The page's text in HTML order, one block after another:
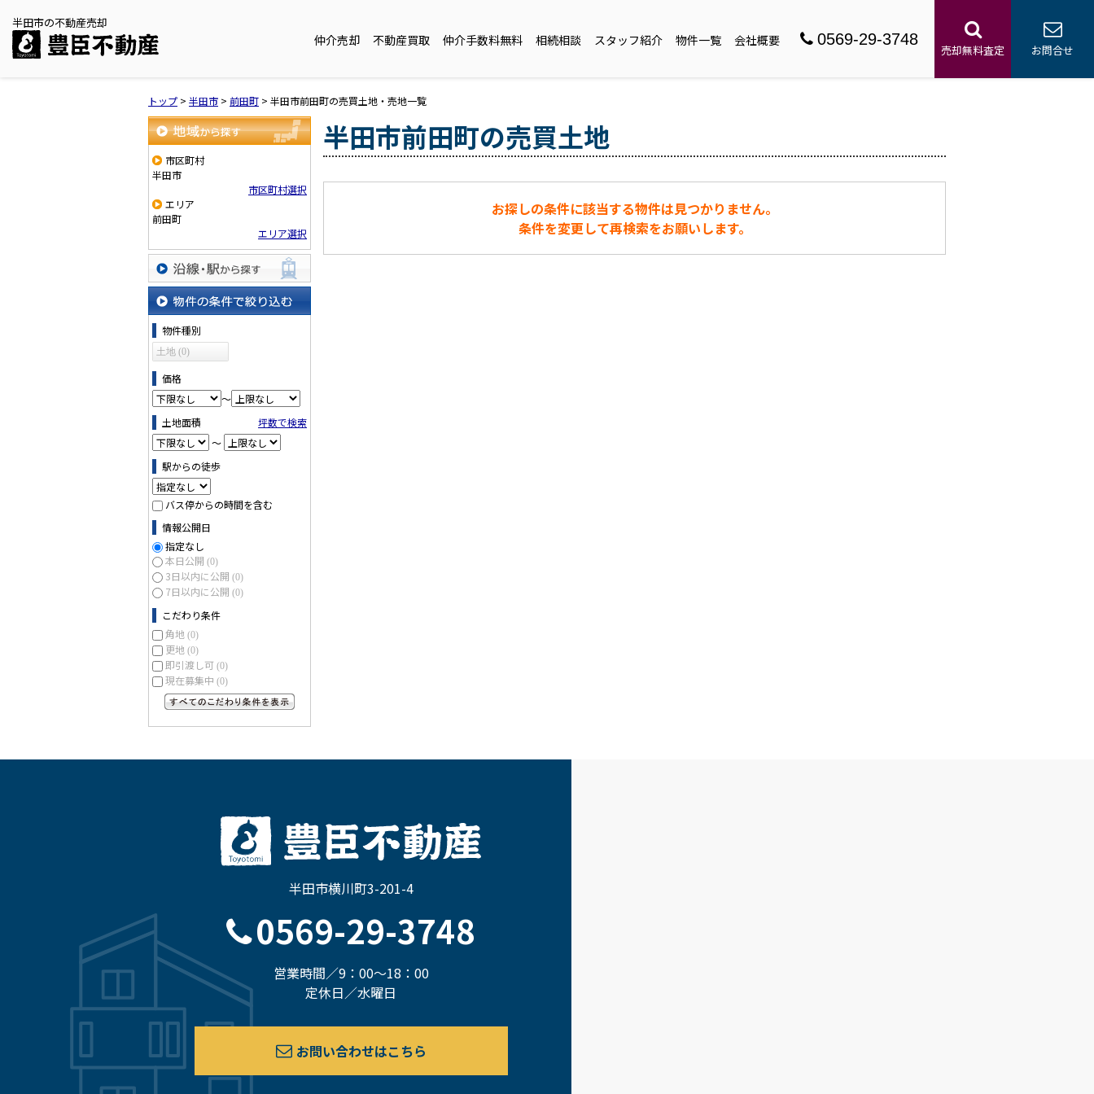
半田市の不動産売却
仲介売却 不動産買取 仲介手数料無料 相続相談 スタッフ紹介 物件一覧 会社概要 0569-29-3748
売却無料査定 お問合せ
トップ > 半田市 > 前田町 > 半田市前田町の売買土地・売地一覧
地域から探す
市区町村
半田市
市区町村選択
エリア
前田町
エリア選択
沿線・駅から探す
物件の条件で絞り込む
物件種別
土地 (0)
価格
～
土地面積
坪数で検索
～
駅からの徒歩
バス停からの時間を含む
情報公開日
指定なし
本日公開 (0)
3日以内に公開 (0)
7日以内に公開 (0)
こだわり条件
角地 (0)
更地 (0)
即引渡し可 (0)
現在募集中 (0)
半田市前田町の売買土地
お探しの条件に該当する物件は見つかりません。
条件を変更して再検索をお願いします。
半田市横川町3-201-4
0569-29-3748
営業時間／9：00～18：00
定休日／水曜日
お問い合わせはこちら